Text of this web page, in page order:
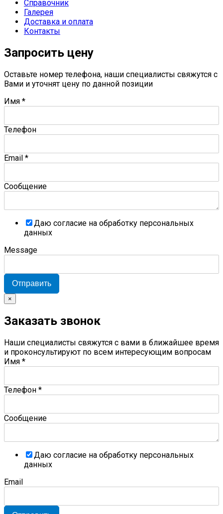
Справочник
Галерея
Доставка и оплата
Контакты
Запросить цену
Оставьте номер телефона, наши специалисты свяжутся с
Вами и уточнят цену по данной позиции
Имя *
Телефон
Email *
Сообщение
Даю согласие на обработку персональных
данных
Message
Отправить
×
Заказать звонок
Наши специалисты свяжутся с вами в ближайшее время
и проконсультируют по всем интересующим вопросам
Имя *
Телефон *
Сообщение
Даю согласие на обработку персональных
данных
Email